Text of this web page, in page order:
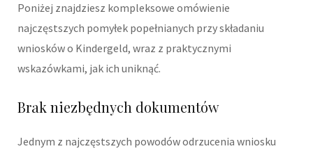
Poniżej znajdziesz kompleksowe omówienie
najczęstszych pomyłek popełnianych przy składaniu
wniosków o Kindergeld, wraz z praktycznymi
wskazówkami, jak ich uniknąć.
Brak niezbędnych dokumentów
Jednym z najczęstszych powodów odrzucenia wniosku